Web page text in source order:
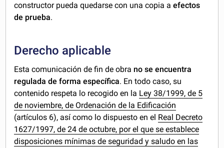
constructor pueda quedarse con una copia aefectos
de prueba.
Derecho aplicable
Esta comunicación de fin de obra no se encuentra
regulada de forma específica. En todo caso, su
contenido respeta lo recogido en la Ley 38/1999, de 5
de noviembre, de Ordenación de la Edificación
(artículos 6), así como lo dispuesto en el Real Decreto
1627/1997, de 24 de octubre, por el que se establece
disposiciones mínimas de seguridad y saludo en las